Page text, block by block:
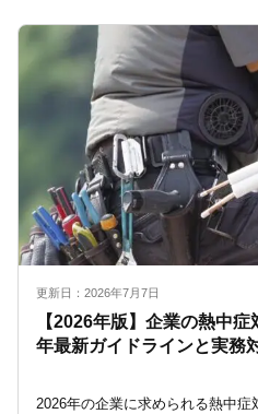
健康経営の歴史
健康経営お役立ち資料
オリジナルグッズ販売
更新日：2026年7月7日
【2026年版】企業の熱中
年最新ガイドラインと実務
2026年の企業に求められる熱中